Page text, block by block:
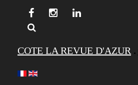
COTE LA REVUE D'AZUR .